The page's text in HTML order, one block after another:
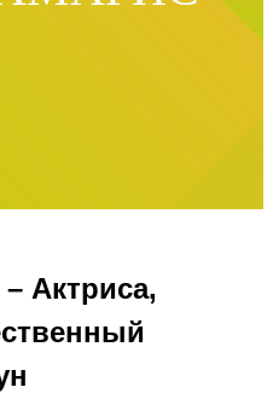
Актриса,